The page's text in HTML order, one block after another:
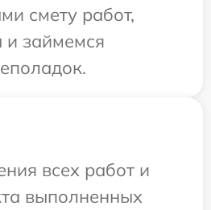
смету работ,
и займемся
всех работ и
выполненных